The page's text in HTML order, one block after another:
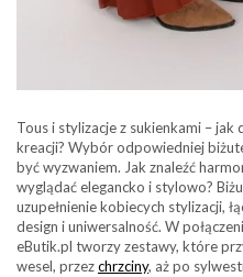
Tous i stylizacje z sukienkami –
kreacji? Wybór odpowiedniej
być wyzwaniem. Jak znaleźć
wyglądać elegancko i stylowo?
uzupełnienie kobiecych stylizacji,
design i uniwersalność. W
eButik.pl tworzy zestawy, które
wesel, przezchrzciny, aż po